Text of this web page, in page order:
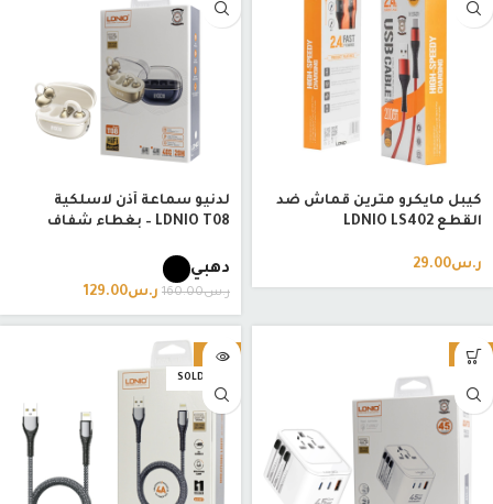
كيبل مايكرو مترين قماش ضد
القطع LDNIO LS402
ر.س29.00
لدنيو سماعة أذن لاسلكية
LDNIO T08 – بغطاء شفاف
دهبي
ر.س160.00 ر.س129.00
-7%
-18%
SOLD OUT